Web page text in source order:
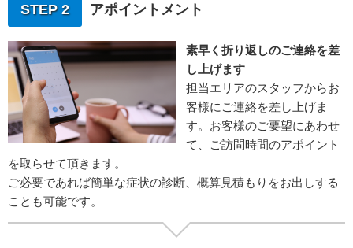
STEP 2 アポイントメント
素早く折り返しのご連絡を差
し上げます
担当エリアのスタッフからお
客様にご連絡を差し上げま
す。お客様のご要望にあわせ
て、ご訪問時間のアポイント
を取らせて頂きます。
ご必要であれば簡単な症状の診断、概算見積もりをお出しする
ことも可能です。